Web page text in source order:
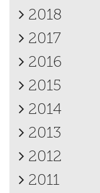
2018
2017
2016
2015
2014
2013
2012
2011